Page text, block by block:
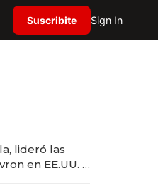
Suscribite Sign In
lideró las
en EE.UU. y